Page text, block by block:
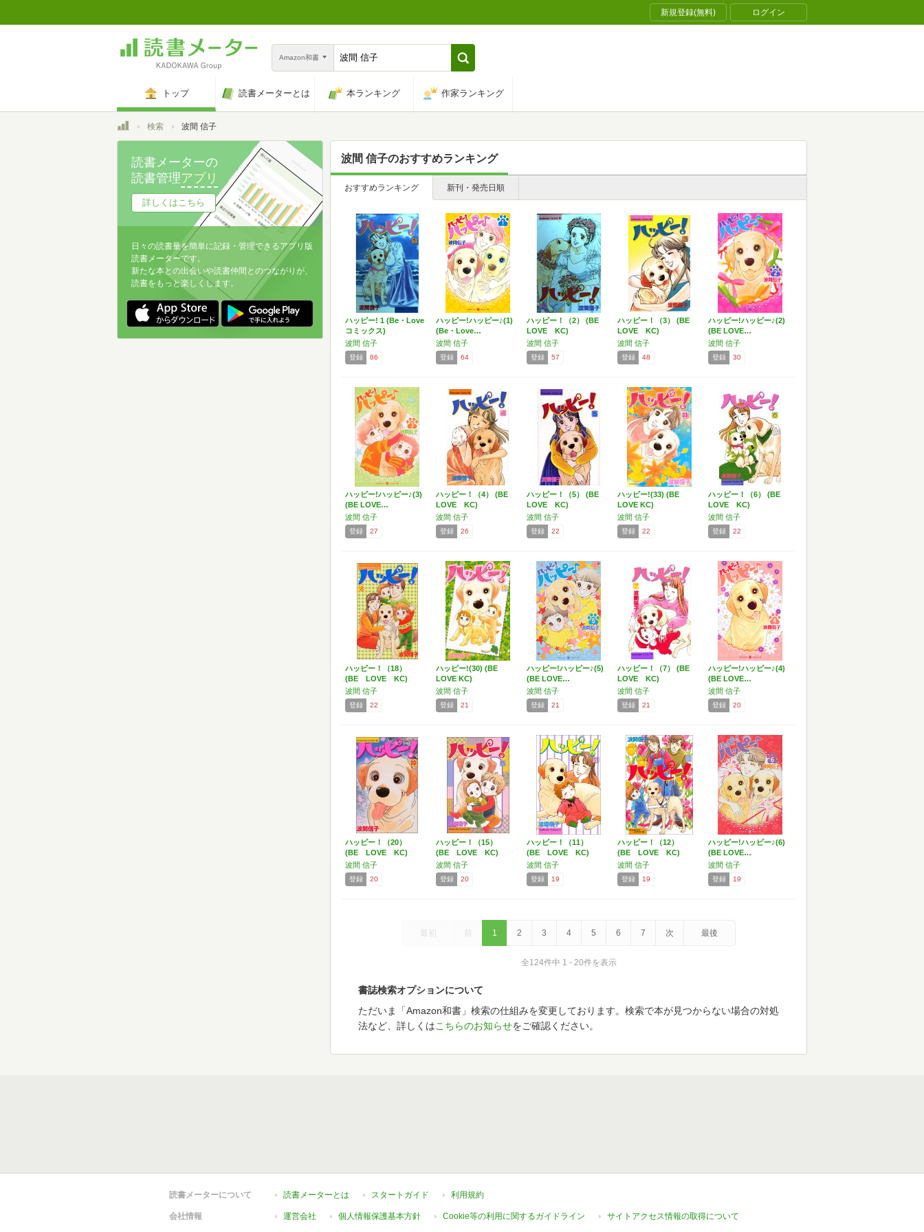
新規登録(無料) ログイン
Amazon和書
トップ 読書メーターとは 本ランキング 作家ランキング
トップ検索 波間 信子
波間 信子のおすすめランキング
おすすめランキング 新刊・発売日順
ハッピー! 1 (Be・Love
コミックス)
波間 信子
登録 86
ハッピー!ハッピー♪(1)
(Be・Love…
波間 信子
登録 64
ハッピー！（2） (BE
LOVE KC)
波間 信子
登録 57
ハッピー！（3） (BE
LOVE KC)
波間 信子
登録 48
ハッピー!ハッピー♪(2)
(BE LOVE…
波間 信子
登録 30
ハッピー!ハッピー♪(3)
(BE LOVE…
波間 信子
登録 27
ハッピー！（4） (BE
LOVE KC)
波間 信子
登録 26
ハッピー！（5） (BE
LOVE KC)
波間 信子
登録 22
ハッピー!(33) (BE
LOVE KC)
波間 信子
登録 22
ハッピー！（6） (BE
LOVE KC)
波間 信子
登録 22
ハッピー！（18）
(BE LOVE KC)
波間 信子
登録 22
ハッピー!(30) (BE
LOVE KC)
波間 信子
登録 21
ハッピー!ハッピー♪(5)
(BE LOVE…
波間 信子
登録 21
ハッピー！（7） (BE
LOVE KC)
波間 信子
登録 21
ハッピー!ハッピー♪(4)
(BE LOVE…
波間 信子
登録 20
ハッピー！（20）
(BE LOVE KC)
波間 信子
登録 20
ハッピー！（15）
(BE LOVE KC)
波間 信子
登録 20
ハッピー！（11）
(BE LOVE KC)
波間 信子
登録 19
ハッピー！（12）
(BE LOVE KC)
波間 信子
登録 19
ハッピー!ハッピー♪(6)
(BE LOVE…
波間 信子
登録 19
最初 前 1 2 3 4 5 6 7 次 最後
全124件中 1 - 20件を表示
書誌検索オプションについて
ただいま「Amazon和書」検索の仕組みを変更しております。検索で本が見つからない場合の対処
法など、詳しくはこちらのお知らせをご確認ください。
読書メーターの
読書管理アプリ
詳しくはこちら
日々の読書量を簡単に記録・管理できるアプリ版
読書メーターです。
新たな本との出会いや読書仲間とのつながりが、
読書をもっと楽しくします。
読書メーターについて 読書メーターとは スタートガイド 利用規約
会社情報 運営会社 個人情報保護基本方針 Cookie等の利用に関するガイドライン サイトアクセス情報の取得について